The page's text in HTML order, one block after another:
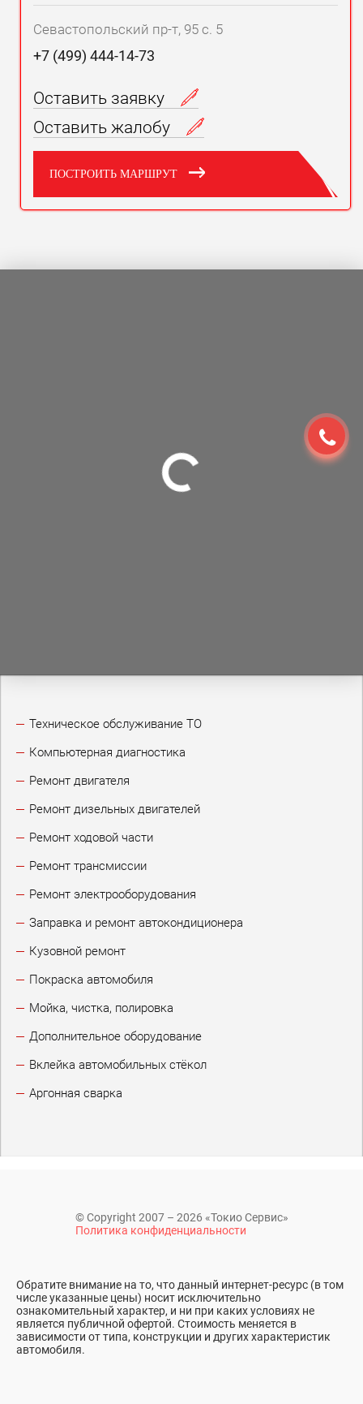
Севастопольский пр-т, 95 с. 5
+7 (499) 444-14-73
Оставить заявку
Оставить жалобу
ПОСТРОИТЬ МАРШРУТ
Техническое обслуживание ТО
Компьютерная диагностика
Ремонт двигателя
Ремонт дизельных двигателей
Ремонт ходовой части
Ремонт трансмиссии
Ремонт электрооборудования
Заправка и ремонт автокондиционера
Кузовной ремонт
Покраска автомобиля
Мойка, чистка, полировка
Дополнительное оборудование
Вклейка автомобильных стёкол
Аргонная сварка
© Copyright 2007 – 2026 «Токио Сервис»
Политика конфиденциальности
Обратите внимание на то, что данный интернет-ресурс (в том
числе указанные цены) носит исключительно
ознакомительный характер, и ни при каких условиях не
является публичной офертой. Стоимость меняется в
зависимости от типа, конструкции и других характеристик
автомобиля.